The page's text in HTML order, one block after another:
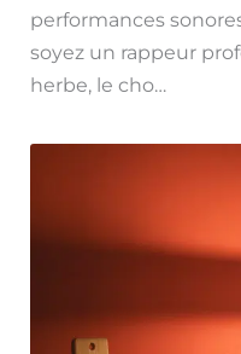
performances
soyez un rappeur
herbe, le cho…